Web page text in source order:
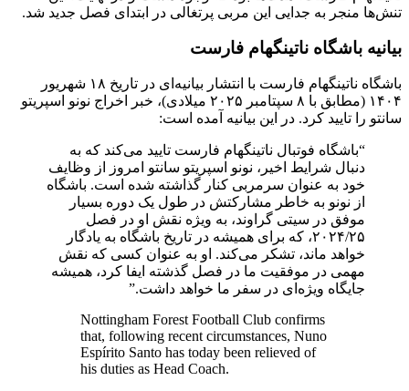
تنش‌ها منجر به جدایی این مربی پرتغالی در ابتدای فصل جدید شد.
بیانیه باشگاه ناتینگهام فارست
باشگاه ناتینگهام فارست با انتشار بیانیه‌ای در تاریخ ۱۸ شهریور
۱۴۰۴ (مطابق با ۸ سپتامبر ۲۰۲۵ میلادی)، خبر اخراج نونو اسپریتو
سانتو را تایید کرد. در این بیانیه آمده است:
“باشگاه فوتبال ناتینگهام فارست تایید می‌کند که به
دنبال شرایط اخیر، نونو اسپریتو سانتو امروز از وظایف
خود به عنوان سرمربی کنار گذاشته شده است. باشگاه
از نونو به خاطر مشارکتش در طول یک دوره بسیار
موفق در سیتی گراوند، به ویژه نقش او در فصل
۲۰۲۴/۲۵، که برای همیشه در تاریخ باشگاه به یادگار
خواهد ماند، تشکر می‌کند. او به عنوان کسی که نقش
مهمی در موفقیت ما در فصل گذشته ایفا کرد، همیشه
جایگاه ویژه‌ای در سفر ما خواهد داشت.”
Nottingham Forest Football Club confirms
that, following recent circumstances, Nuno
Espírito Santo has today been relieved of
his duties as Head Coach.